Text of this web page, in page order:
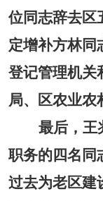
位同志辞去区
定增补方林同
登记管理机关
局、区农业农
最后，王
职务的四名同
过去为老区建